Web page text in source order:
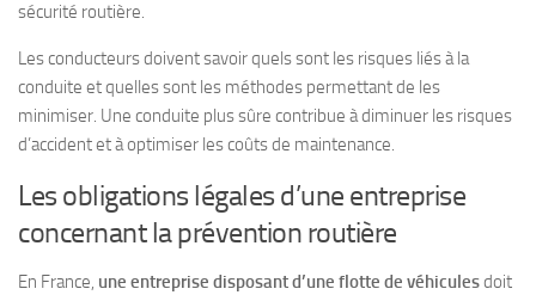
sécurité routière.
Les conducteurs doivent savoir quels sont les risques liés à la
conduite et quelles sont les méthodes permettant de les
minimiser. Une conduite plus sûre contribue à diminuer les risques
d’accident et à optimiser les coûts de maintenance.
Les obligations légales d’une entreprise
concernant la prévention routière
En France, une entreprise disposant d’une flotte de véhiculesdoit